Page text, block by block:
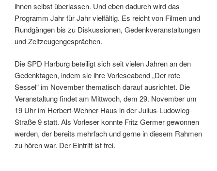
ihnen selbst überlassen. Und eben dadurch wird das
Programm Jahr für Jahr vielfältig. Es reicht von Filmen und
Rundgängen bis zu Diskussionen, Gedenkveranstaltungen
und Zeitzeugengesprächen.
Die SPD Harburg beteiligt sich seit vielen Jahren an den
Gedenktagen, indem sie ihre Vorleseabend „Der rote
Sessel“ im November thematisch darauf ausrichtet. Die
Veranstaltung findet am Mittwoch, dem 29. November um
19 Uhr im Herbert-Wehner-Haus in der Julius-Ludowieg-
Straße 9 statt. Als Vorleser konnte Fritz Germer gewonnen
werden, der bereits mehrfach und gerne in diesem Rahmen
zu hören war. Der Eintritt ist frei.